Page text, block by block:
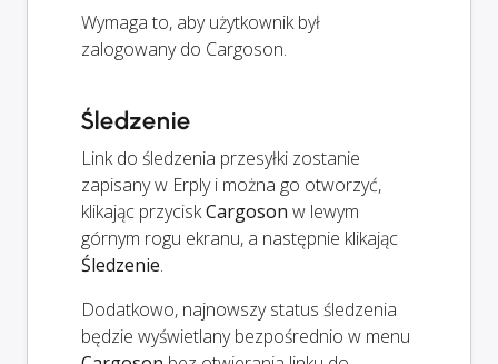
Wymaga to, aby użytkownik był
zalogowany do Cargoson.
Śledzenie
Link do śledzenia przesyłki zostanie
zapisany w Erply i można go otworzyć,
klikając przyciskCargoson w lewym
górnym rogu ekranu, a następnie klikając
Śledzenie.
Dodatkowo, najnowszy status śledzenia
będzie wyświetlany bezpośrednio w menu